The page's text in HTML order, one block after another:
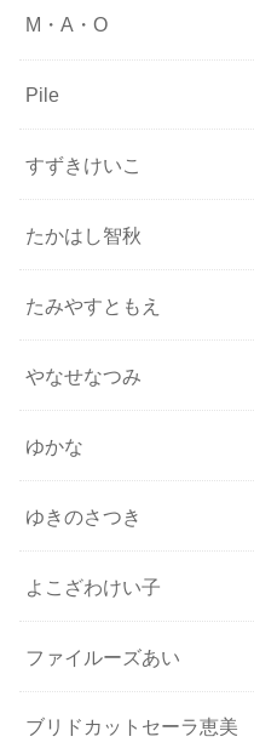
M・A・O
Pile
すずきけいこ
たかはし智秋
たみやすともえ
やなせなつみ
ゆかな
ゆきのさつき
よこざわけい子
ファイルーズあい
ブリドカットセーラ恵美